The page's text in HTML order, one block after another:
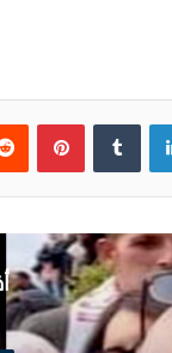
لينكدإن